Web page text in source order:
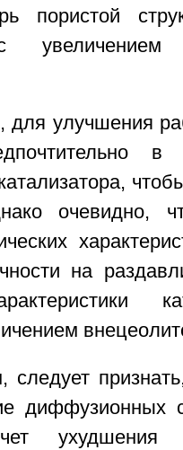
пористой
с
для улучшения
очевидно,
на
следует
диффузионных
ухудшения